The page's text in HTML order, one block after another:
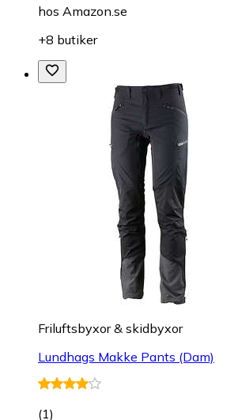
hos Amazon.se
+8 butiker
Friluftsbyxor & skidbyxor
Lundhags Makke Pants (Dam)
(1)